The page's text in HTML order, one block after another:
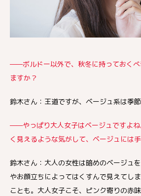
——ボルドー以外で、秋冬に持っておくべ
ますか？
鈴木さん：王道ですが、ベージュ系は季
——やっぱり大人女子はベージュですよ
く見えるような気がして、ベージュには
鈴木さん：大人の女性は暗めのベージュ
やお顔立ちによってはくすんで見えてし
ことも。大人女子こそ、ピンク寄りの赤